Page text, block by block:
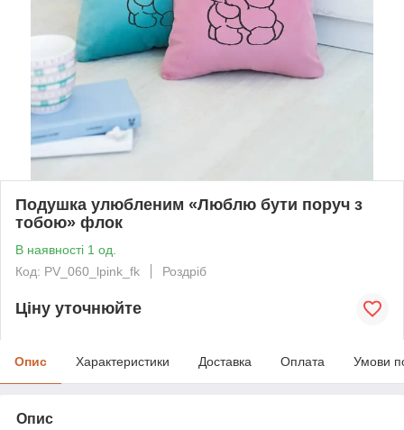
Подушка улюбленим «Люблю бути поруч з
тобою» флок
В наявності 1 од.
Код: PV_060_lpink_fk
Роздріб
Ціну уточнюйте
Опис Характеристики Доставка Оплата Умови
Опис